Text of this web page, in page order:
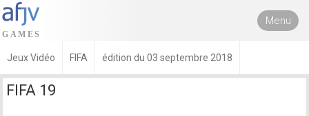
Menu
Jeux Vidéo FIFA édition du 03 septembre 2018
FIFA 19